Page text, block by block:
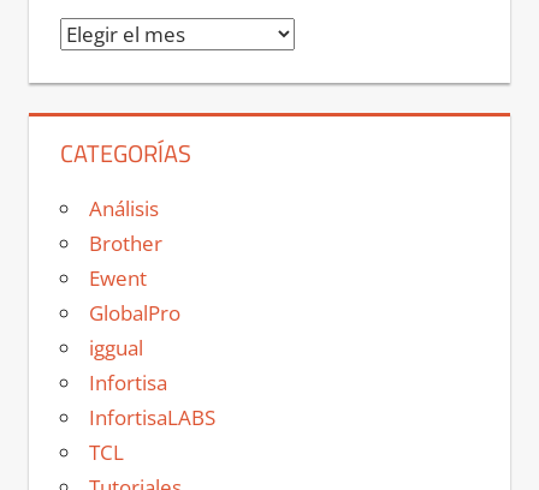
Archivos
CATEGORÍAS
Análisis
Brother
Ewent
GlobalPro
iggual
Infortisa
InfortisaLABS
TCL